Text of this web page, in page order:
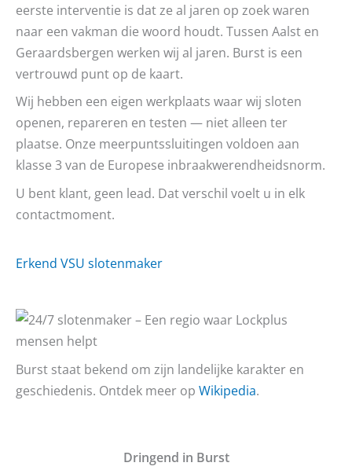
eerste interventie is dat ze al jaren op zoek waren
naar een vakman die woord houdt. Tussen Aalst en
Geraardsbergen werken wij al jaren. Burst is een
vertrouwd punt op de kaart.
Wij hebben een eigen werkplaats waar wij sloten
openen, repareren en testen — niet alleen ter
plaatse. Onze meerpuntssluitingen voldoen aan
klasse 3 van de Europese inbraakwerendheidsnorm.
U bent klant, geen lead. Dat verschil voelt u in elk
contactmoment.
Erkend VSU slotenmaker
Burst staat bekend om zijn landelijke karakter en
geschiedenis. Ontdek meer op Wikipedia.
Dringend in Burst